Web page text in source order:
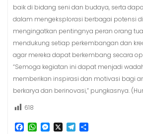
baik di bidang seni dan budaya, serta
dalam mengeksplorasi berbagai potensi
mengingatkan pentingnya peran orang
mendukung setiap perkembangan dan
agar mereka dapat berkembang secara
“Semoga kegiatan ini dapat menjadi
memberikan inspirasi dan motivasi bagi
berkarya dan berinovasi,” pungkasnya.
618
W M X T